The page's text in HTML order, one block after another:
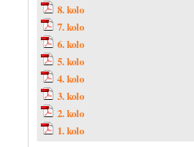
8. kolo
7. kolo
6. kolo
5. kolo
4. kolo
3. kolo
2. kolo
1. kolo